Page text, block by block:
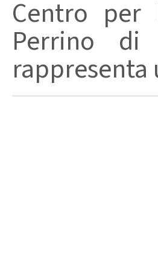
Centro per
Perrino